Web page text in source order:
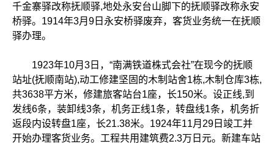
千金寨驿改称抚顺驿,地处永安台山脚下的抚顺驿改称永安
桥驿。1914年3月9日永安桥驿废弃，客货业务统一在抚顺
驿办理。
1923年10月3日，“南满铁道株式会社”在现今的抚顺
站址(抚顺南站),动工修建坚固的木制站舍1栋,木制仓库3栋,
共3638平方米，修建旅客站台1座，长150米。设正线,到
发线6条，装卸线3条，机务正线1条，转盘线1条，机务折
返段内设转盘1座，长21.38米。1924年11月29日竣工并
开始办理客货业务。工程共用建筑费2.3万日元。新建车站